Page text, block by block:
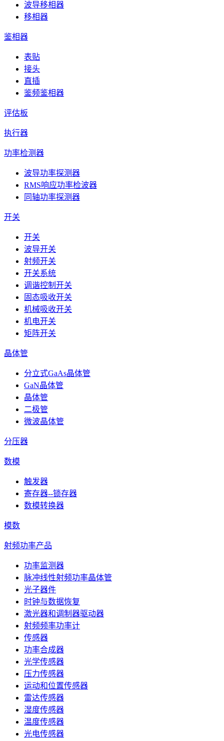
波导移相器
移相器
鉴相器
表贴
接头
直插
鉴频鉴相器
评估板
执行器
功率检测器
波导功率探测器
RMS响应功率检波器
同轴功率探测器
开关
开关
波导开关
射频开关
开关系统
调谐控制开关
固态吸收开关
机械吸收开关
机电开关
矩阵开关
晶体管
分立式GaAs晶体管
GaN晶体管
晶体管
二极管
微波晶体管
分压器
数模
触发器
寄存器--锁存器
数模转换器
模数
射频功率产品
功率监测器
脉冲线性射频功率晶体管
光子器件
时钟与数据恢复
激光器和调制器驱动器
射频频率功率计
传感器
功率合成器
光学传感器
压力传感器
运动和位置传感器
雷达传感器
湿度传感器
温度传感器
光电传感器